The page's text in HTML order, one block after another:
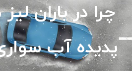
چرا در باران
پدیده آب